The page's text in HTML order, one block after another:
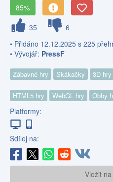
85%
35
6
• Přidáno 12.12.2025 s 225
• Vývojář: PressF
Zábavné hry Skákačky 3D hry
HTML5 hry WebGL hry Obby
Platformy:
Sdílej na:
Vložit